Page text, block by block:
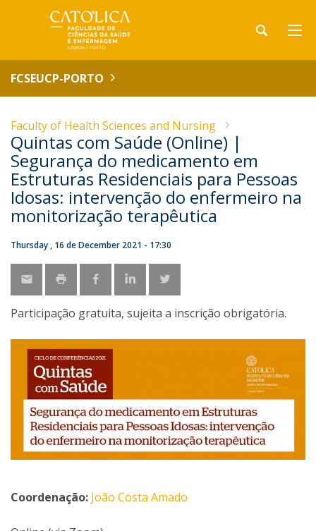
FCSEUCP-PORTO
Faculty of Health Sciences and Nursing
Quintas com Saúde (Online) |
Segurança do medicamento em
Estruturas Residenciais para Pessoas
Idosas: intervenção do enfermeiro na
monitorização terapêutica
Thursday , 16 de December 2021 - 17:30
Participação gratuita, sujeita a inscrição obrigatória.
Coordenação: João Costa Amado